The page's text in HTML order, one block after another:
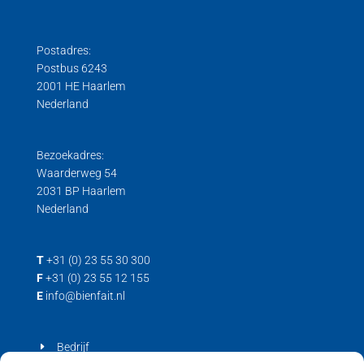
Robot sensor
Trek/druk kracht
Stainless steel centercel
Gebruiksaanwijzingen
Load cell voor trek- en drukkrachten
Postadres:
Postbus 6243
2001 HE Haarlem
Nederland
Bezoekadres:
Waarderweg 54
2031 BP Haarlem
Nederland
T +31 (0) 23 55 30 300
F +31 (0) 23 55 12 155
E info@bienfait.nl
Bedrijf